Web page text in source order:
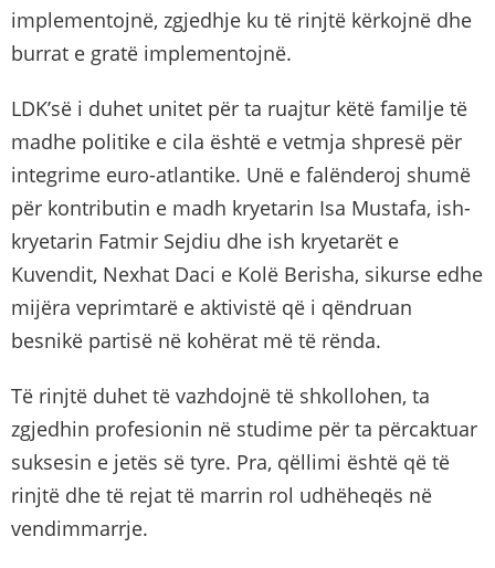
implementojnë, zgjedhje ku të rinjtë kërkojnë dhe
burrat e gratë implementojnë.
LDK’së i duhet unitet për ta ruajtur këtë familje të
madhe politike e cila është e vetmja shpresë për
integrime euro-atlantike. Unë e falënderoj shumë
për kontributin e madh kryetarin Isa Mustafa, ish-
kryetarin Fatmir Sejdiu dhe ish kryetarët e
Kuvendit, Nexhat Daci e Kolë Berisha, sikurse edhe
mijëra veprimtarë e aktivistë që i qëndruan
besnikë partisë në kohërat më të rënda.
Të rinjtë duhet të vazhdojnë të shkollohen, ta
zgjedhin profesionin në studime për ta përcaktuar
suksesin e jetës së tyre. Pra, qëllimi është që të
rinjtë dhe të rejat të marrin rol udhëheqës në
vendimmarrje.